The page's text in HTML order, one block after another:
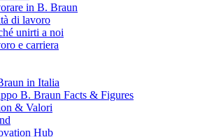
Scrivici per entrare subito in contatto
in B. Braun
di lavoro
unirti a noi
e carriera
in Italia
B. Braun Facts & Figures
& Valori
Hub